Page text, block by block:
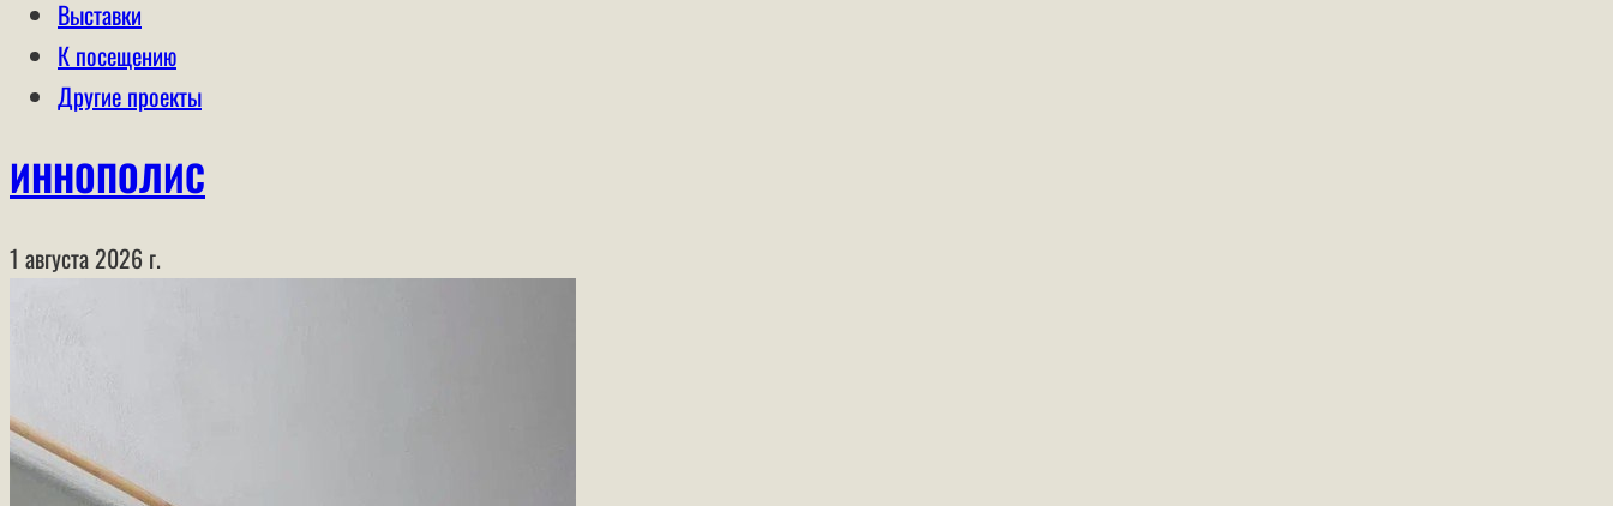
Выставки
К посещению
Другие проекты
ИННОПОЛИС
1 августа 2026 г.